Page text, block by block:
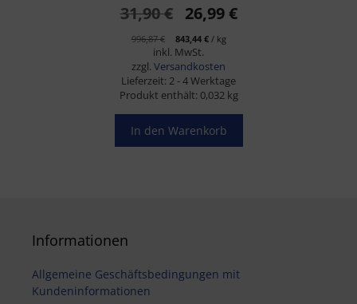
31,90€
Ursprünglicher
Preis
war:
31,90 €
26,99€Aktueller
996,87€ 843,44 €/ kg
inkl. MwSt.
zzgl. Versandkosten
Lieferzeit: 2 - 4 Werktage
Produkt enthält: 0,032 kg
In den Warenkorb
Informationen
Allgemeine Geschäftsbedingungen mit
Kundeninformationen